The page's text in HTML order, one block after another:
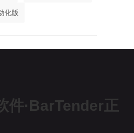
化版
件·BarTender正